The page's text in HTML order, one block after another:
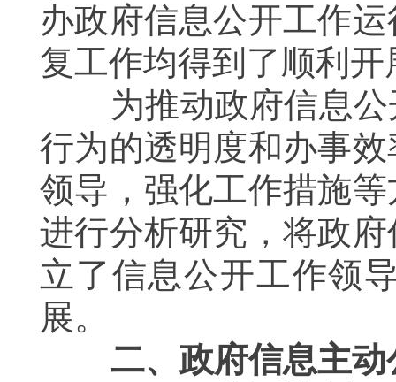
办政府信息公开工作
复工作均得到了顺利开
为推动政府信息公
行为的透明度和办事
领导，强化工作措施
进行分析研究，将政
立了信息公开工作领
展。
二、政府信息主动